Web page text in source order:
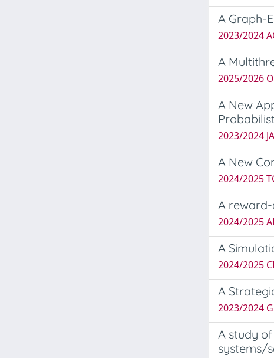
A Graph-
2023/2024
A
2025/2026
A New
2023/2024
A New
2024/2025
A
2024/2025
A
2024/2025
A
2023/2024
A study
systems/